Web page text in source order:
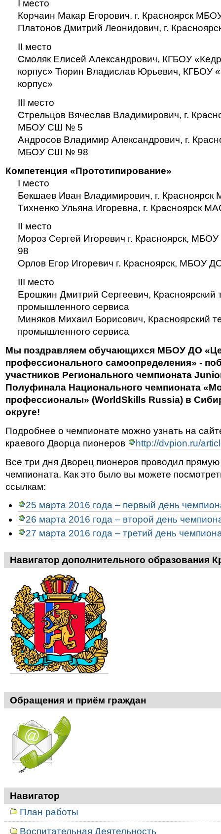
I место
Корчаин Макар Егорович, г. Красноярск
Платонов Дмитрий Леонидович, г.
II место
Смоляк Елисей Александрович, КГБОУ
корпус» Тюрин Владислав Юрьевич, КГБОУ
корпус»
III место
Стрельцов Вячеслав Владимирович, г.
МБОУ СШ № 5
Андросов Владимир Александрович, г.
МБОУ СШ № 98
Компетенция «Прототипирование»
I место
Бекшаев Иван Владимирович, г.
Тихненко Ульяна Игоревна, г. Красноярск
II место
Мороз Сергей Игоревич г. Красноярск,
98
Орлов Егор Игоревич г. Красноярск,
III место
Ерошкин Дмитрий Сергеевич, Красноярский
промышленного сервиса
Миняков Михаил Борисович, Красноярский
промышленного сервиса
Мы поздравляем обучающихся МБОУ ДО
профессионального самоопределения» -
участников Регионального чемпионата
Полуфинала Национального чемпионата
профессионалы» (WorldSkills Russia) в
округе!
Подробнее о чемпионате можно узнать на
краевого Дворца пионеров
http://dvpion.ru/
Все три дня Дворец пионеров проводил
чемпионата. Как это было вы можете
ссылкам:
25 марта 2016 года – первый день
26 марта 2016 года – второй день
27 марта 2016 года – третий день
Навигатор дополнительного образования
Обращения и приём граждан
Навигатор
План работы
Воспитательная Деятельность